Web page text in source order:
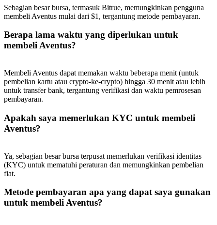
BTC Welcome Rewards
Deposit & Trade BTC to Share 25000 USDT prize pool!
Share 500000 CASHCAT prize pool
Sebagian besar bursa, termasuk Bitrue, memungkinkan pengguna
membeli Aventus mulai dari $1, tergantung metode pembayaran.
Berapa lama waktu yang diperlukan untuk
membeli Aventus?
Membeli Aventus dapat memakan waktu beberapa menit (untuk
pembelian kartu atau crypto-ke-crypto) hingga 30 menit atau lebih
untuk transfer bank, tergantung verifikasi dan waktu pemrosesan
pembayaran.
Apakah saya memerlukan KYC untuk membeli
Aventus?
Ya, sebagian besar bursa terpusat memerlukan verifikasi identitas
(KYC) untuk mematuhi peraturan dan memungkinkan pembelian
fiat.
Metode pembayaran apa yang dapat saya gunakan
untuk membeli Aventus?